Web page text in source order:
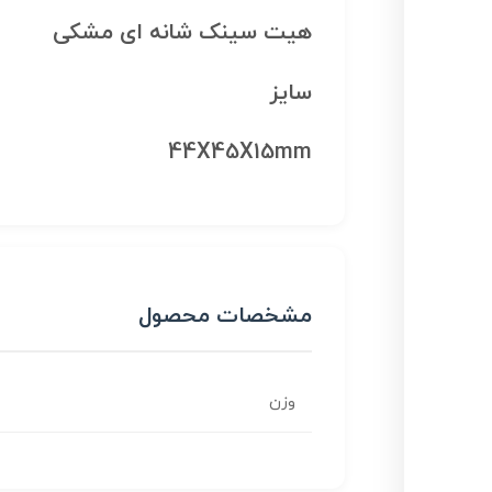
هیت سینک شانه ای مشکی
سایز
44X45X15mm
مشخصات محصول
وزن